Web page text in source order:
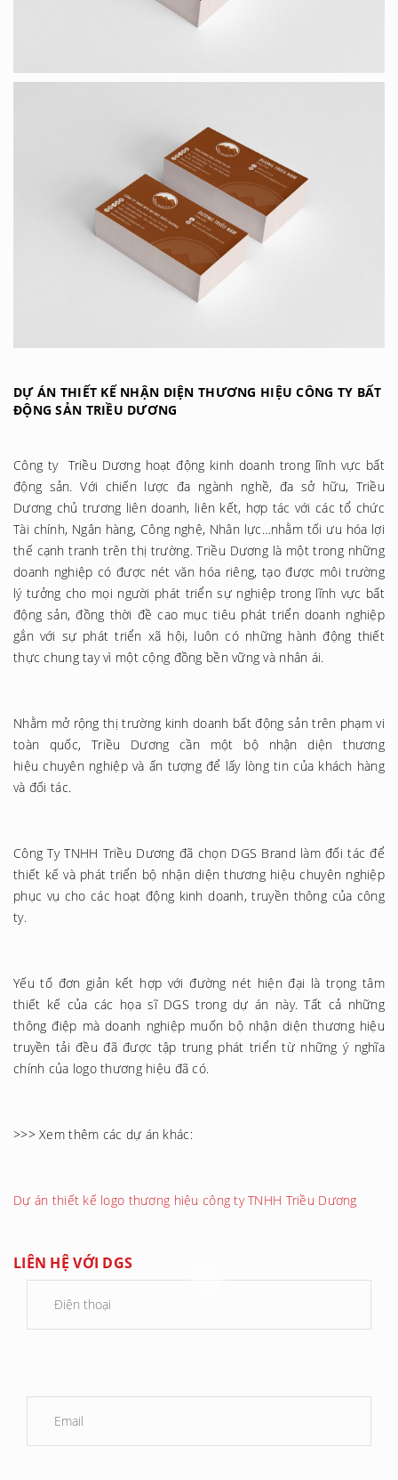
DỰ ÁN THIẾT KẾ NHẬN DIỆN THƯƠNG HIỆU CÔNG TY BẤT
ĐỘNG SẢN TRIỀU DƯƠNG
Công ty Triều Dương hoạt động kinh doanh trong lĩnh vực bất
động sản. Với chiến lược đa ngành nghề, đa sở hữu, Triều
Dương chủ trương liên doanh, liên kết, hợp tác với các tổ chức
Tài chính, Ngân hàng, Công nghệ, Nhân lực…nhằm tối ưu hóa lợi
thế cạnh tranh trên thị trường. Triều Dương là một trong những
doanh nghiệp có được nét văn hóa riêng, tạo được môi trường
lý tưởng cho mọi người phát triển sự nghiệp trong lĩnh vực bất
động sản, đồng thời đề cao mục tiêu phát triển doanh nghiệp
gắn với sự phát triển xã hội, luôn có những hành động thiết
thực chung tay vì một cộng đồng bền vững và nhân ái.
Nhằm mở rộng thị trường kinh doanh bất động sản trên phạm vi
toàn quốc, Triều Dương cần một bộ nhận diện thương
hiệu chuyên nghiệp và ấn tượng để lấy lòng tin của khách hàng
và đối tác.
Công Ty TNHH Triều Dương đã chọn DGS Brand làm đối tác để
thiết kế và phát triển bộ nhận diện thương hiệu chuyên nghiệp
phục vụ cho các hoạt động kinh doanh, truyền thông của công
ty.
Yếu tố đơn giản kết hợp với đường nét hiện đại là trọng tâm
thiết kế của các họa sĩ DGS trong dự án này. Tất cả những
thông điệp mà doanh nghiệp muốn bộ nhận diện thương hiệu
truyền tải đều đã được tập trung phát triển từ những ý nghĩa
chính của logo thương hiệu đã có.
>>> Xem thêm các dự án khác:
Dự án thiết kế logo thương hiệu công ty TNHH Triều Dương
LIÊN HỆ VỚI DGS